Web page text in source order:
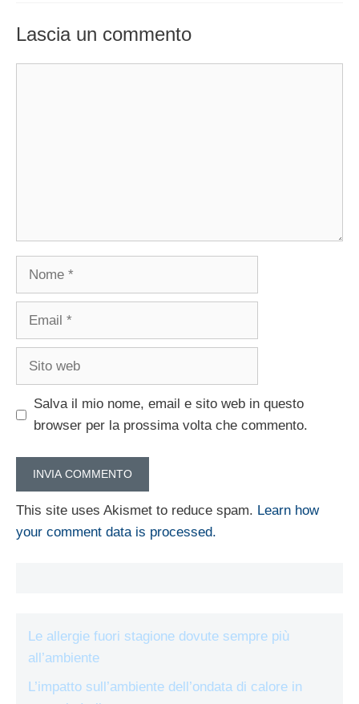
Lascia un commento
Nome
Email
Sito
Salva il mio nome, email e sito web in questo
browser per la prossima volta che commento.
This site uses Akismet to reduce spam. Learn how
your comment data is processed.
Le allergie fuori stagione dovute sempre più
all’ambiente
L’impatto sull’ambiente dell’ondata di calore in